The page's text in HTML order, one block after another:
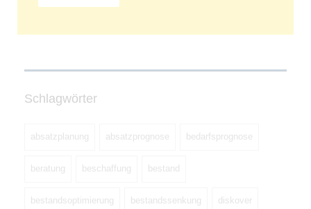
Schlagwörter
absatzplanung absatzprognose bedarfsprognose
beratung beschaffung bestand
bestandsoptimierung bestandssenkung diskover